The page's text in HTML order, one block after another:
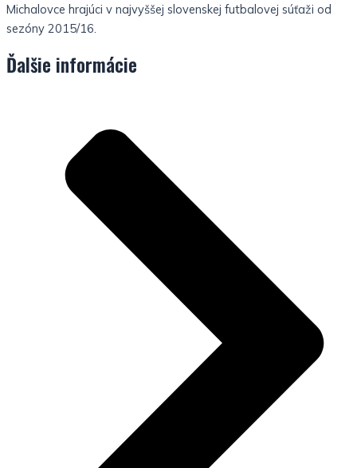
Michalovce hrajúci v najvyššej slovenskej futbalovej súťaži od
sezóny 2015/16.
Ďalšie informácie